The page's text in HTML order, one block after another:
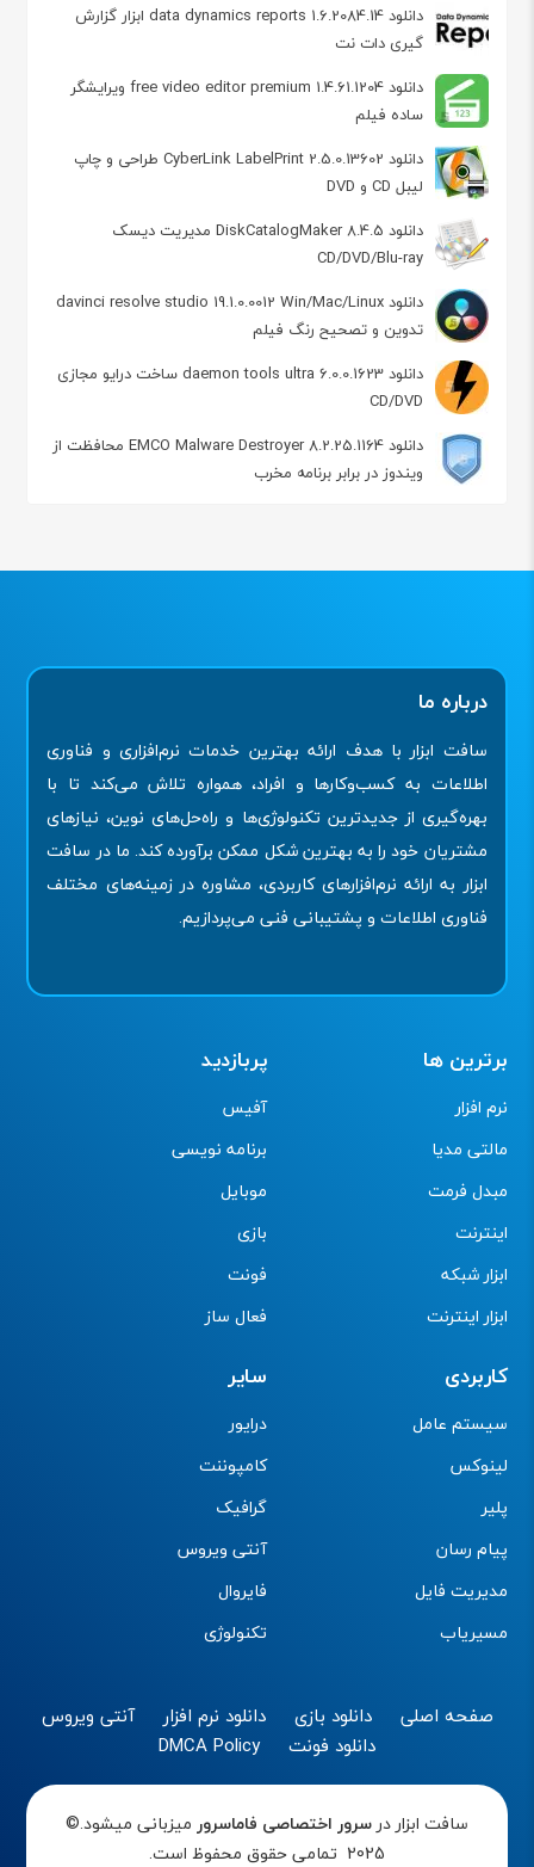
دانلود data dynamics reports 1.6.2084.14 ابزار گزارش
گیری دات نت
دانلود free video editor premium 1.4.61.1204 ویرایشگر
ساده فیلم
دانلود CyberLink LabelPrint 2.5.0.13602 طراحی و چاپ
لیبل CD و DVD
دانلود DiskCatalogMaker 8.4.5 مدیریت دیسک
CD/DVD/Blu-ray
دانلود davinci resolve studio 19.1.0.0012 Win/Mac/Linux
تدوین و تصحیح رنگ فیلم
دانلود daemon tools ultra 6.0.0.1623 ساخت درایو مجازی
CD/DVD
دانلود EMCO Malware Destroyer 8.2.25.1164 محافظت از
ویندوز در برابر برنامه مخرب
درباره ما
سافت ابزار با هدف ارائه بهترین خدمات نرم‌افزاری و فناوری
اطلاعات به کسب‌وکارها و افراد، همواره تلاش می‌کند تا با
بهره‌گیری از جدیدترین تکنولوژی‌ها و راه‌حل‌های نوین، نیازهای
مشتریان خود را به بهترین شکل ممکن برآورده کند. ما در سافت
ابزار به ارائه نرم‌افزارهای کاربردی، مشاوره در زمینه‌های مختلف
فناوری اطلاعات و پشتیبانی فنی می‌پردازیم.
برترین ها
نرم افزار
مالتی مدیا
مبدل فرمت
اینترنت
ابزار شبکه
ابزار اینترنت
پربازدید
آفیس
برنامه نویسی
موبایل
بازی
فونت
فعال ساز
کاربردی
سیستم عامل
لینوکس
پلیر
پیام رسان
مدیریت فایل
مسیریاب
سایر
درایور
کامپوننت
گرافیک
آنتی ویروس
فایروال
تکنولوژی
صفحه اصلی دانلود بازی دانلود نرم افزار
آنتی ویروس
دانلود فونت
DMCA Policy
سافت ابزار در سرور اختصاصی فاماسرور میزبانی میشود.©
2025 تمامی حقوق محفوظ است.